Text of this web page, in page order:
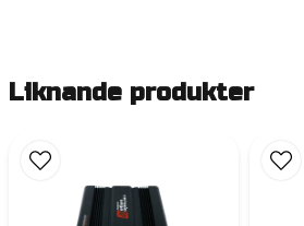
Liknande produkter